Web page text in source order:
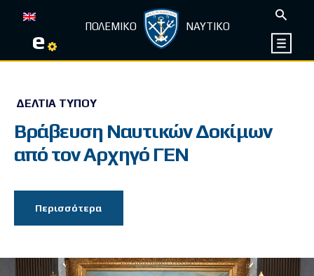
e ΠΟΛΕΜΙΚΟ ΝΑΥΤΙΚΟ
ΔΕΛΤΊΑ ΤΎΠΟΥ
Βράβευση Ναυτικών Δοκίμων
από τον Αρχηγό ΓΕΝ
Περισσότερα